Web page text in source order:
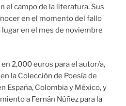
el campo de la literatura. Sus
en el momento del fallo
en el mes de noviembre
2,000 euros para el autor/a,
la Colección de Poesía de
España, Colombia y México, y
a Fernán Núñez para la